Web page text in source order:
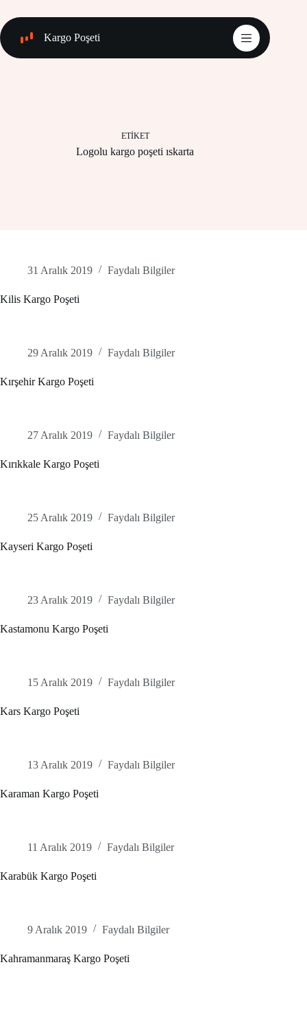
content
Kargo Poşeti
ETIKET
Logolu kargo poşeti ıskarta
31 Aralık 2019 Faydalı Bilgiler
Kilis Kargo Poşeti
29 Aralık 2019 Faydalı Bilgiler
Kırşehir Kargo Poşeti
27 Aralık 2019 Faydalı Bilgiler
Kırıkkale Kargo Poşeti
25 Aralık 2019 Faydalı Bilgiler
Kayseri Kargo Poşeti
23 Aralık 2019 Faydalı Bilgiler
Kastamonu Kargo Poşeti
15 Aralık 2019 Faydalı Bilgiler
Kars Kargo Poşeti
13 Aralık 2019 Faydalı Bilgiler
Karaman Kargo Poşeti
11 Aralık 2019 Faydalı Bilgiler
Karabük Kargo Poşeti
9 Aralık 2019 Faydalı Bilgiler
Kahramanmaraş Kargo Poşeti